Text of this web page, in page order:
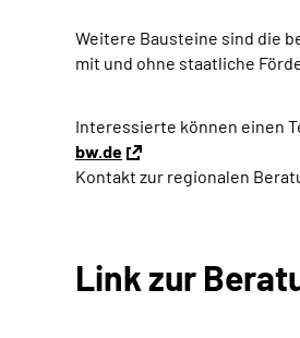
Weitere Bausteine sind die
mit und ohne staatliche
Interessierte können einen
bw.de
Kontakt zur regionalen
Link zur